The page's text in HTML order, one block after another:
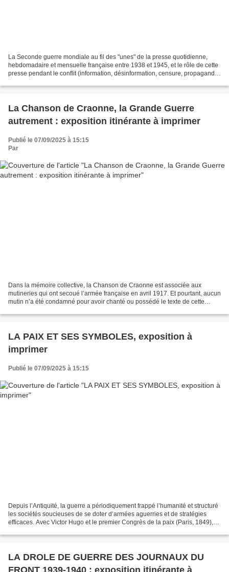
La Seconde guerre mondiale au fil des "unes" de la presse quotidienne,
hebdomadaire et mensuelle française entre 1938 et 1945, et le rôle de cette
presse pendant le conflit (information, désinformation, censure, propagande,
La Chanson de Craonne, la Grande Guerre
autrement : exposition itinérante à imprimer
Publié le 07/09/2025 à 15:15
Par
Dans la mémoire collective, la Chanson de Craonne est associée aux
mutineries qui ont secoué l’armée française en avril 1917. Et pourtant, aucun
mutin n’a été condamné pour avoir chanté ou possédé le texte de cette
LA PAIX ET SES SYMBOLES, exposition à
imprimer
Publié le 07/09/2025 à 15:15
Depuis l’Antiquité, la guerre a périodiquement frappé l’humanité et structuré
les sociétés soucieuses de se doter d‘armées aguerries et de stratégies
efficaces. Avec Victor Hugo et le premier Congrès de la paix (Paris, 1849),
LA DROLE DE GUERRE DES JOURNAUX DU
FRONT 1939-1940 : exposition itinérante à